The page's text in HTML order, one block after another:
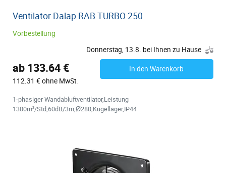
Ventilator Dalap RAB TURBO 250
Vorbestellung
Donnerstag, 13.8. bei Ihnen zu Hause
ab 133.64 €
112.31 € ohne MwSt.
In den Warenkorb
1-phasiger Wandabluftventilator,Leistung
1300m³/Std,60dB/3m,Ø280,Kugellager,IP44